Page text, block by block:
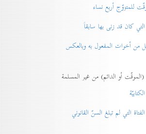
أربع نساء
قد زنی بها سابقاً
المفعول به وبالعكس
أو الدائم) من غير المسلمة
لم تبلغ السنّ القانوني